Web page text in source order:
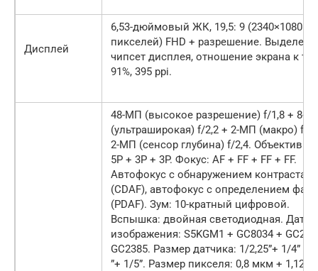
Дисплей
6,53-дюймовый ЖК, 19,5: 9 (2340×1080
пикселей) FHD + разрешение.
чипсет дисплея, отношение экрана к
91%, 395 ppi.
48-МП (высокое разрешение) f/1,8 + 8-
(ультраширокая) f/2,2 + 2-МП (макро) f/
2-МП (сенсор глубина) f/2,4. Объектив:
5P + 3P + 3P. Фокус: AF + FF + FF + FF.
Автофокус с обнаружением контраста
(CDAF), автофокус с определением
(PDAF). Зум: 10-кратный цифровой.
Вспышка: двойная светодиодная.
изображения: S5KGM1 + GC8034 +
GC2385. Размер датчика: 1/2,25”+ 1/4” +
”+ 1/5”. Размер пикселя: 0,8 мкм + 1,12